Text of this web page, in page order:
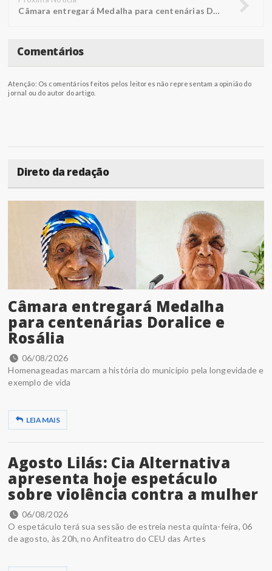
Câmara entregará Medalha para centenárias Doralice e Rosália
Comentários
Atenção: Os comentários feitos pelos leitores não representam a opinião do
jornal ou do autor do artigo.
Direto da redação
Câmara entregará Medalha
para centenárias Doralice e
Rosália
06/08/2026
Homenageadas marcam a história do município pela longevidade e
exemplo de vida
LEIA MAIS
Agosto Lilás: Cia Alternativa
apresenta hoje espetáculo
sobre violência contra a mulher
06/08/2026
O espetáculo terá sua sessão de estreia nesta quinta-feira, 06
de agosto, às 20h, no Anfiteatro do CEU das Artes